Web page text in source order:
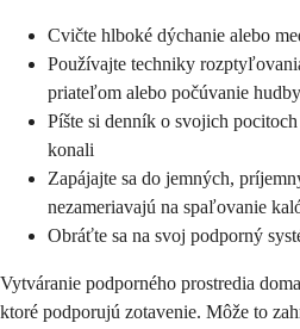
Cvičte hlboké dýchanie alebo
Používajte techniky
priateľom alebo počúvanie hudby
Píšte si denník o svojich
konali
Zapájajte sa do jemných,
nezameriavajú na spaľovanie
Obráťte sa na svoj podporný
Vytváranie podporného prostredia
ktoré podporujú zotavenie. Môže to